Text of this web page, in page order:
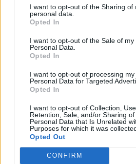
I want to opt-out of the Sharing of
personal data.
Opted In
I want to opt-out of the Sale of my
Personal Data.
Opted In
I want to opt-out of processing my
Personal Data for Targeted
Opted In
I want to opt-out of Collection, Use,
Retention, Sale, and/or Sharing of
Personal Data that Is Unrelated
Purposes for which it was
Opted Out
CONFIRM
endroit bien éclairé évite les
visualisation du tracé.
Les erreurs à éviter
d’eye-liner réussi
Surcharger la paupière: un
trop lourd peut durcir le
Ne pas respecter la symétrie
de vérifier et d’ajuster si
deux traits équilibrés.
Utiliser un mauvais produit